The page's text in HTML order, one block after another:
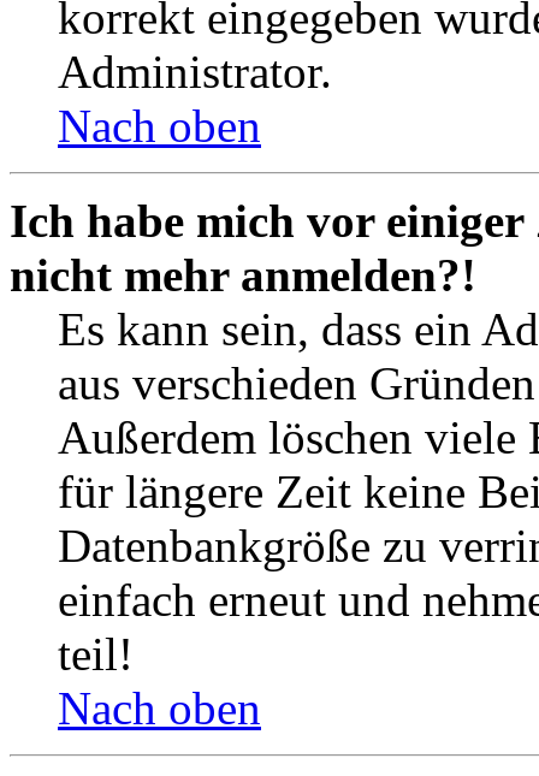
korrekt eingegeben
Administrator.
Nach oben
Ich habe mich vor
nicht mehr anmelden?!
Es kann sein, dass ein
aus verschieden
Außerdem löschen viele
für längere Zeit keine
Datenbankgröße zu
einfach erneut und
teil!
Nach oben